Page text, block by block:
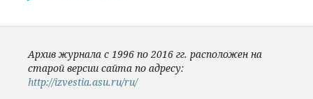
Архив журнала с 1996 по 2016 гг. расположен на
старой версии сайта по адресу:
http://izvestia.asu.ru/ru/